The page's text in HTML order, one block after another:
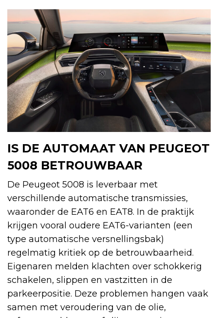
IS DE AUTOMAAT VAN PEUGEOT
5008 BETROUWBAAR
De Peugeot 5008 is leverbaar met
verschillende automatische transmissies,
waaronder de EAT6 en EAT8. In de praktijk
krijgen vooral oudere EAT6-varianten (een
type automatische versnellingsbak)
regelmatig kritiek op de betrouwbaarheid.
Eigenaren melden klachten over schokkerig
schakelen, slippen en vastzitten in de
parkeerpositie. Deze problemen hangen vaak
samen met veroudering van de olie,